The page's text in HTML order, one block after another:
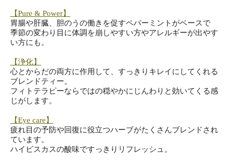
【Pure & Power】
胃腸や肝臓、胆のうの働きを促すペパーミントがベースで
季節の変わり目に体調を崩しやすい方やアレルギーが出やす
い方に も。
【浄化】
心とからだの両方に作用して、 すっきりキレイにしてくれる
ブレンドティー。
フィトテラピーならではの穏やかにじんわりと効いてくる感
じがし ます。
【Eye care】
疲れ目の予防や回復に役立つハーブがたくさんブレンドされ
ています。
ハイビスカスの酸味ですっきりリフレッシュ。